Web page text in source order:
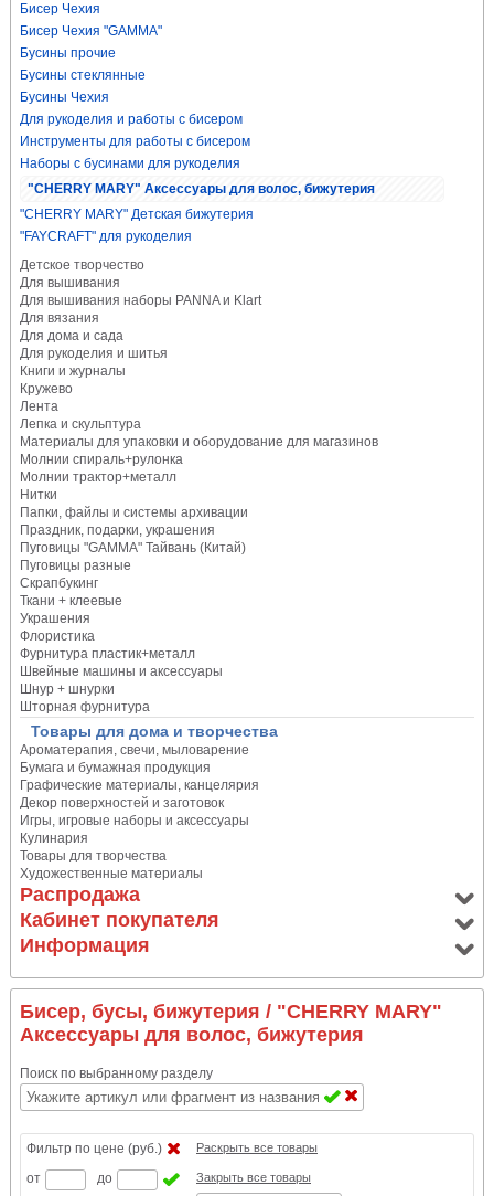
Бисер Чехия
Бисер Чехия "GAMMA"
Бусины прочие
Бусины стеклянные
Бусины Чехия
Для рукоделия и работы с бисером
Инструменты для работы с бисером
Наборы с бусинами для рукоделия
"CHERRY MARY" Аксессуары для волос, бижутерия
"CHERRY MARY" Детская бижутерия
"FAYCRAFT" для рукоделия
Детское творчество
Для вышивания
Для вышивания наборы PANNA и Klart
Для вязания
Для дома и сада
Для рукоделия и шитья
Книги и журналы
Кружево
Лента
Лепка и скульптура
Материалы для упаковки и оборудование для магазинов
Молнии спираль+рулонка
Молнии трактор+металл
Нитки
Папки, файлы и системы архивации
Праздник, подарки, украшения
Пуговицы "GAMMA" Тайвань (Китай)
Пуговицы разные
Скрапбукинг
Ткани + клеевые
Украшения
Флористика
Фурнитура пластик+металл
Швейные машины и аксессуары
Шнур + шнурки
Шторная фурнитура
Товары для дома и творчества
Ароматерапия, свечи, мыловарение
Бумага и бумажная продукция
Графические материалы, канцелярия
Декор поверхностей и заготовок
Игры, игровые наборы и аксессуары
Кулинария
Товары для творчества
Художественные материалы
Распродажа
Кабинет покупателя
Информация
Бисер, бусы, бижутерия / "CHERRY MARY"
Аксессуары для волос, бижутерия
Поиск по выбранному разделу
Фильтр по цене (руб.)
от
до
Раскрыть все товары
Закрыть все товары